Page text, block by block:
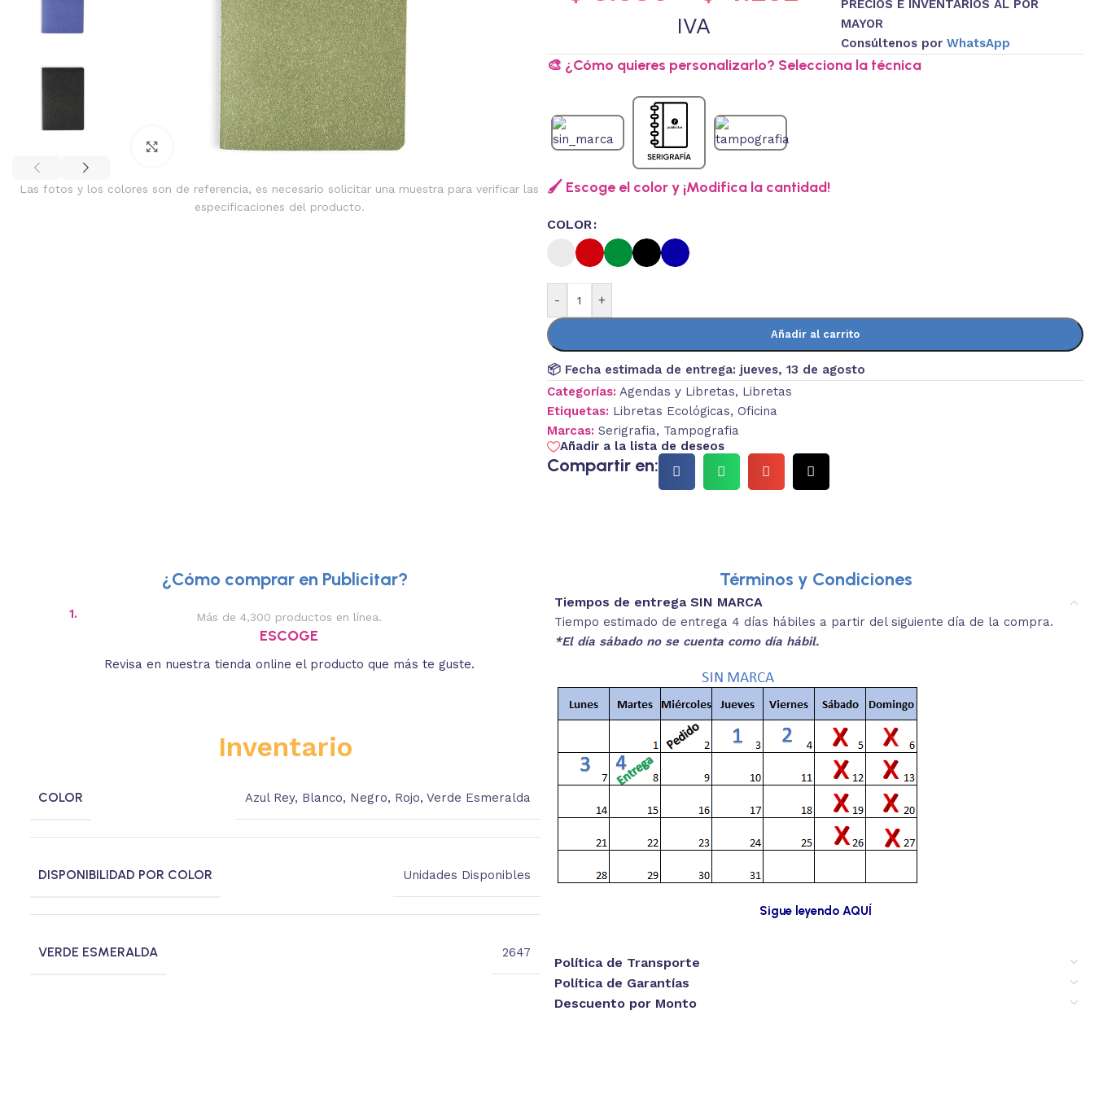
Clic para ampliar
Las fotos y los colores son de referencia, es necesario solicitar una muestra para verificar las
especificaciones del producto.
IVA
PRECIOS E INVENTARIOS AL POR
MAYOR
Consúltenos por WhatsApp
🎨 ¿Cómo quieres personalizarlo? Selecciona la técnica
🖌️ Escoge el color y ¡Modifica la cantidad!
COLOR
- +
Añadir al carrito
📦 Fecha estimada de entrega: jueves, 13 de agosto
Categorías: Agendas y Libretas, Libretas
Etiquetas: Libretas Ecológicas, Oficina
Marcas: Serigrafia, Tampografia
Añadir a la lista de deseos
Compartir en:
¿Cómo comprar en Publicitar?
1. Más de 4,300 productos en línea.
ESCOGE
Revisa en nuestra tienda online el producto que más te guste.
Descripciones breves y medidas aproximadas.
REVISA
estás buscando.
3.
Inventario
COLOR Azul Rey, Blanco, Negro, Rojo, Verde Esmeralda
DISPONIBILIDAD POR COLOR Unidades Disponibles
VERDE ESMERALDA 2647
Términos y Condiciones
Tiempos de entrega SIN MARCA
Tiempo estimado de entrega 4 días hábiles a partir del siguiente día de la compra.
*El día sábado no se cuenta como día hábil.
Sigue leyendo AQUÍ
Política de Transporte
Política de Garantías
Descuento por Monto